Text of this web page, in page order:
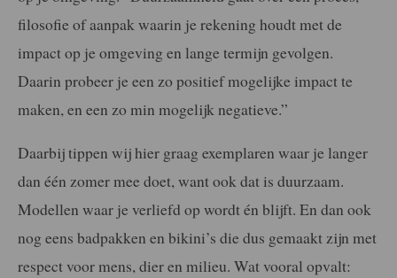
filosofie of aanpak waarin je rekening houdt met de
impact op je omgeving en lange termijn gevolgen.
Daarin probeer je een zo positief mogelijke impact te
maken, en een zo min mogelijk negatieve.”
Daarbij tippen wij hier graag exemplaren waar je langer
dan één zomer mee doet, want ook dat is duurzaam.
Modellen waar je verliefd op wordt én blijft. En dan ook
nog eens badpakken en bikini’s die dus gemaakt zijn met
respect voor mens, dier en milieu. Wat vooral opvalt: